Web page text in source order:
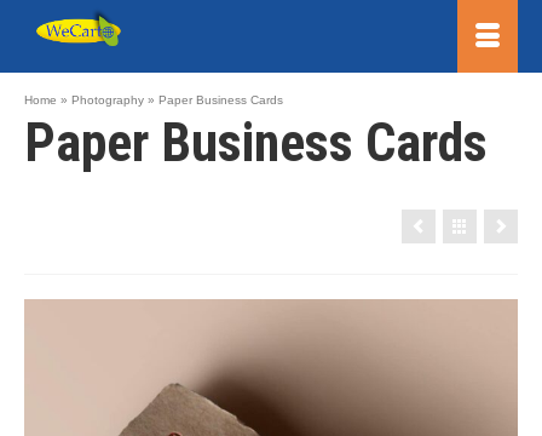
Home » Photography » Paper Business Cards
Paper Business Cards